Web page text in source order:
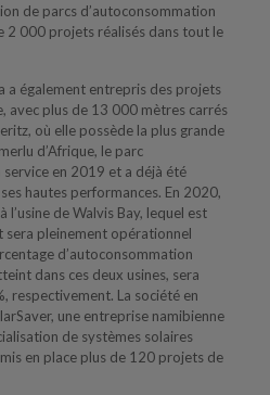
de parcs d’autoconsommation
2 000 projets réalisés dans tout le
a également entrepris des projets
avec plus de 13 000 mètres carrés
où elle possède la plus grande
d’Afrique, le parc
en 2019 et a déjà été
hautes performances. En 2020,
l’usine de Walvis Bay, lequel est
sera pleinement opérationnel
d’autoconsommation
dans ces deux usines, sera
respectivement. La société en
une entreprise namibienne
de systèmes solaires
en place plus de 120 projets de